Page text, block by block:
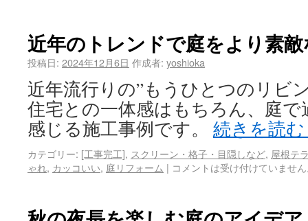
近年のトレンドで庭をより素
投稿日: 2024年12月6日 作成者: yoshioka
近年流行りの”もうひとつのリビ
住宅との一体感はもちろん、庭
感じる施工事例です。 続きを読む
カテゴリー: [工事完工], スクリーン・格子・目隠しなど, 屋根テ
ゃれ, カッコいい, 庭リフォーム | コメントは受け付けていませ